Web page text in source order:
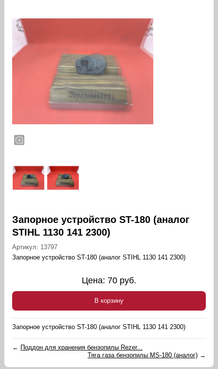
Запорное устройство ST-180 (аналог
STIHL 1130 141 2300)
Артикул: 13797
Запорное устройство ST-180 (аналог STIHL 1130 141 2300)
Цена: 70 руб.
В корзину
Запорное устройство ST-180 (аналог STIHL 1130 141 2300)
← Поддон для хранения бензопилы Rezer...
Тяга газа бензопилы MS-180 (аналог)→